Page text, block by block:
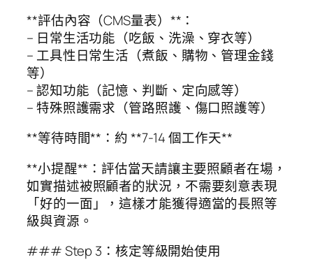
**評估內容（CMS量表）**：
– 日常生活功能（吃飯、洗澡、穿衣等）
– 工具性日常生活（煮飯、購物、管理金錢
等）
– 認知功能（記憶、判斷、定向感等）
– 特殊照護需求（管路照護、傷口照護等）
**等待時間**：約 **7-14 個工作天**
**小提醒**：評估當天請讓主要照顧者在場，
如實描述被照顧者的狀況，不需要刻意表現
「好的一面」，這樣才能獲得適當的長照等
級與資源。
### Step 3：核定等級開始使用